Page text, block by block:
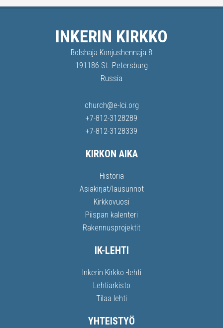
INKERIN KIRKKO
Bolshaja Konjushennaja 8
191186 St. Petersburg
Russia
church@e-lci.org
+7-812-3128289
+7-812-3128339
KIRKON AIKA
Historia
Asiakirjat/lausunnot
Kirkkovuosi
Piispan kalenteri
Rakennusprojektit
IK-LEHTI
Inkerin Kirkko -lehti
Lehtiarkisto
Tilaa lehti
YHTEISTYÖ